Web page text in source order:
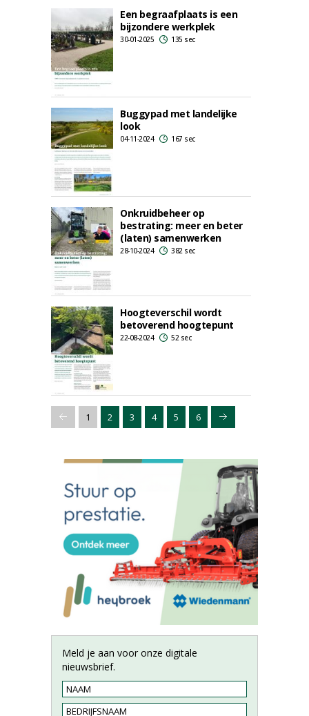
Een begraafplaats is een
bijzondere werkplek
30-01-2025 135 sec
Buggypad met landelijke
look
04-11-2024 167 sec
Onkruidbeheer op
bestrating: meer en beter
(laten) samenwerken
28-10-2024 382 sec
Hoogteverschil wordt
betoverend hoogtepunt
22-08-2024 52 sec
1 2 3 4 5 6
Meld je aan voor onze digitale
nieuwsbrief.